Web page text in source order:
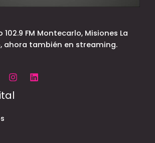
102.9 FM Montecarlo, Misiones La
ahora también en streaming.